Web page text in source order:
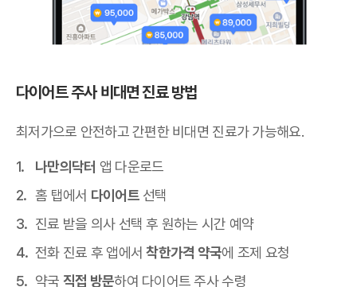
다이어트 주사 비대면 진료 방법
최저가으로 안전하고 간편한 비대면 진료가 가능해요.
나만의닥터 앱 다운로드
홈 탭에서 다이어트선택
진료 받을 의사 선택 후 원하는 시간 예약
전화 진료 후 앱에서착한가격 약국에 조제 요청
약국 직접 방문하여 다이어트 주사 수령